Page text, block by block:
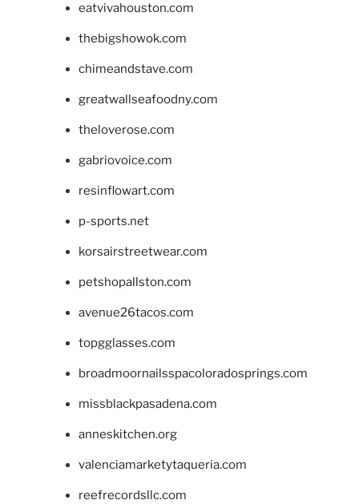
eatvivahouston.com
thebigshowok.com
chimeandstave.com
greatwallseafoodny.com
theloverose.com
gabriovoice.com
resinflowart.com
p-sports.net
korsairstreetwear.com
petshopallston.com
avenue26tacos.com
topgglasses.com
broadmoornailsspacoloradosprings.com
missblackpasadena.com
anneskitchen.org
valenciamarketytaqueria.com
reefrecordsllc.com